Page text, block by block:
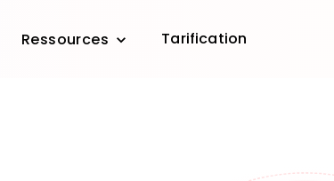
Ressources Tarification